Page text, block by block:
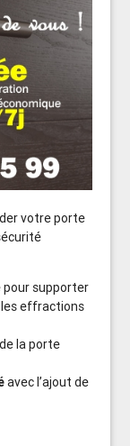
votre porte
pour supporter
effractions
la porte
avec l’ajout de